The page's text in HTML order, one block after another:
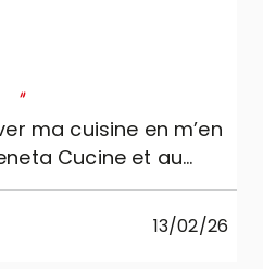
"
ma cuisine en m’en
Cucine et au
sérieux et
Zugaro, et je ne
plus satisfaite. La
13/02/26